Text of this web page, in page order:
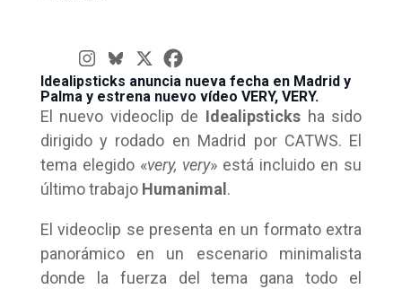
Idealipsticks anuncia nueva fecha en Madrid y
Palma y estrena nuevo vídeo VERY, VERY.
El nuevo videoclip de Idealipsticks ha sido
dirigido y rodado en Madrid por CATWS. El
tema elegido «very, very» está incluido en su
último trabajo Humanimal .
El videoclip se presenta en un formato extra
panorámico en un escenario minimalista
donde la fuerza del tema gana todo el